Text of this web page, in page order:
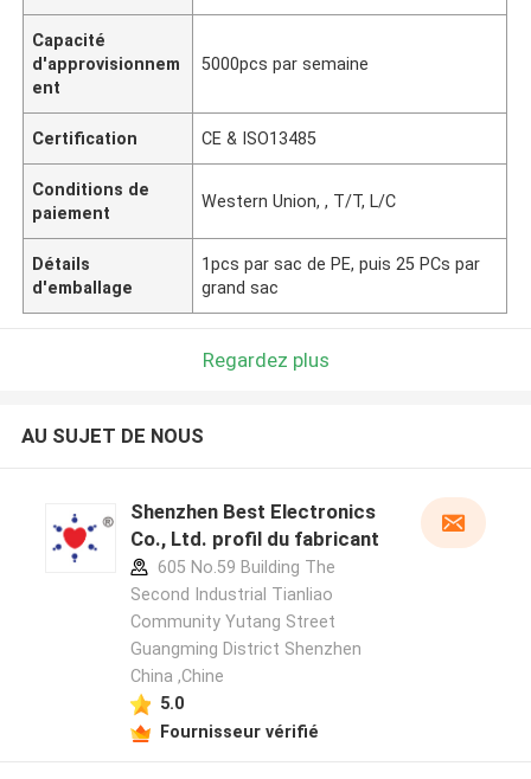
Capacité
d'approvisionnem
ent
5000pcs par semaine
Certification CE & ISO13485
Conditions de
paiement
Western Union, , T/T, L/C
Détails
d'emballage
1pcs par sac de PE, puis 25 PCs par
grand sac
Regardez plus
AU SUJET DE NOUS
Shenzhen Best Electronics
Co., Ltd. profil du fabricant
605 No.59 Building The
Second Industrial Tianliao
Community Yutang Street
Guangming District Shenzhen
China ,Chine
5.0
Fournisseur vérifié